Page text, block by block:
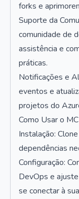
forks e
Suporte da
comunidade de
assistência e
práticas.
Notificações e
eventos e
projetos do
Como Usar o
Instalação:
dependências
Configuração:
DevOps e
se conectar à